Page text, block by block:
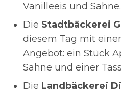
Vanilleeis und Sahne.
Die Stadtbäckerei
diesem Tag mit
Angebot: ein Stück
Sahne und einer
Die Landbäckerei